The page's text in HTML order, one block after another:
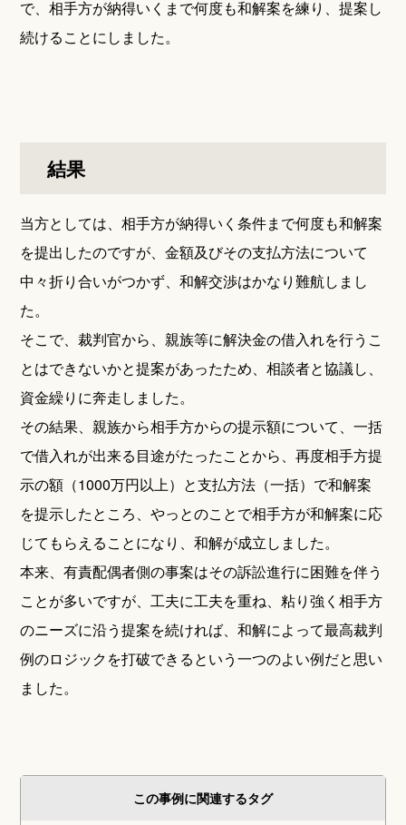
で、相手方が納得いくまで何度も和解案を練り、提案し
続けることにしました。
結果
当方としては、相手方が納得いく条件まで何度も和解案
を提出したのですが、金額及びその支払方法について
中々折り合いがつかず、和解交渉はかなり難航しまし
た。
そこで、裁判官から、親族等に解決金の借入れを行うこ
とはできないかと提案があったため、相談者と協議し、
資金繰りに奔走しました。
その結果、親族から相手方からの提示額について、一括
で借入れが出来る目途がたったことから、再度相手方提
示の額（1000万円以上）と支払方法（一括）で和解案
を提示したところ、やっとのことで相手方が和解案に応
じてもらえることになり、和解が成立しました。
本来、有責配偶者側の事案はその訴訟進行に困難を伴う
ことが多いですが、工夫に工夫を重ね、粘り強く相手方
のニーズに沿う提案を続ければ、和解によって最高裁判
例のロジックを打破できるという一つのよい例だと思い
ました。
この事例に関連するタグ